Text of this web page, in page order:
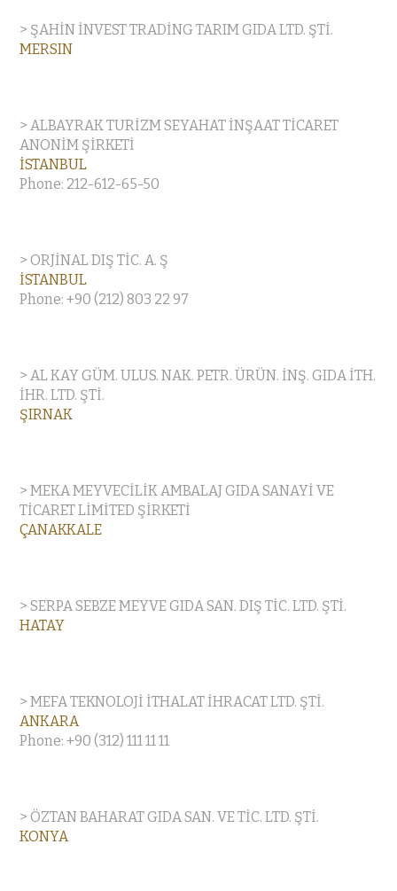
> ŞAHİN İNVEST TRADİNG TARIM GIDA LTD. ŞTİ.
MERSIN
> ALBAYRAK TURİZM SEYAHAT İNŞAAT TİCARET
ANONİM ŞİRKETİ
İSTANBUL
Phone: 212-612-65-50
> ORJİNAL DIŞ TİC. A. Ş
İSTANBUL
Phone: +90 (212) 803 22 97
> AL KAY GÜM. ULUS. NAK. PETR. ÜRÜN. İNŞ. GIDA İTH.
İHR. LTD. ŞTİ.
ŞIRNAK
> MEKA MEYVECİLİK AMBALAJ GIDA SANAYİ VE
TİCARET LİMİTED ŞİRKETİ
ÇANAKKALE
> SERPA SEBZE MEYVE GIDA SAN. DIŞ TİC. LTD. ŞTİ.
HATAY
> MEFA TEKNOLOJİ İTHALAT İHRACAT LTD. ŞTİ.
ANKARA
Phone: +90 (312) 111 11 11
> ÖZTAN BAHARAT GIDA SAN. VE TİC. LTD. ŞTİ.
KONYA